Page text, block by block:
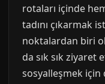
rotaları içinde
tadını çıkarmak
noktalardan biri
da sık sık ziyaret
sosyalleşmek için